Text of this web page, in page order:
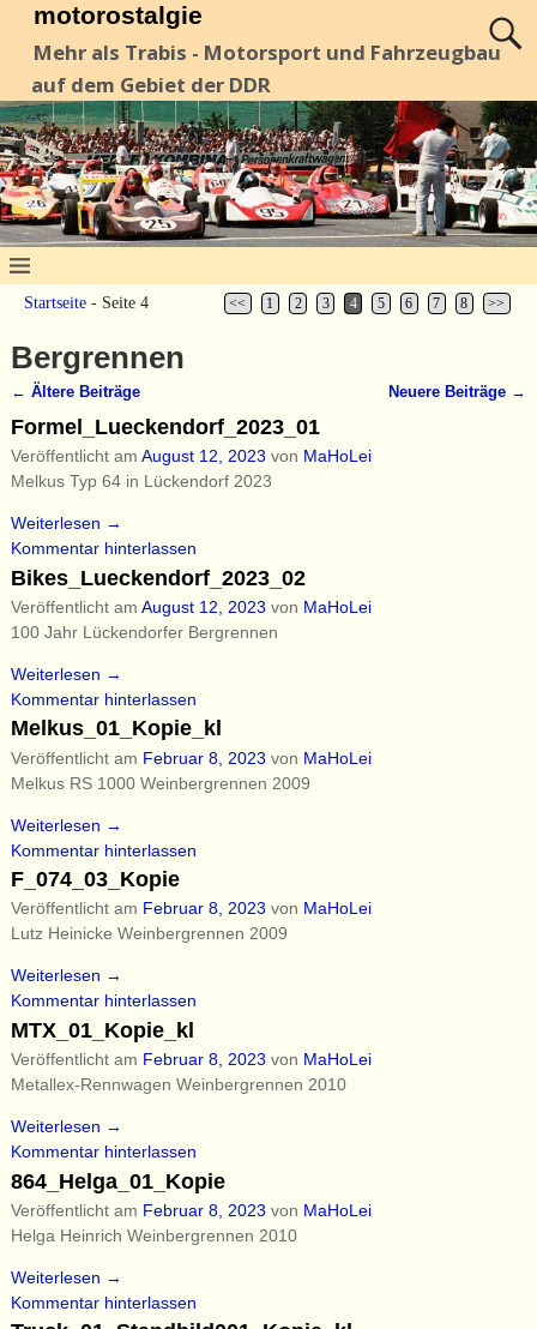
motorostalgie
Mehr als Trabis - Motorsport und Fahrzeugbau
auf dem Gebiet der DDR
Startseite - Seite 4 << 1 2 3 4 5 6 7 8 >>
Bergrennen
Artikelnavigation
← Ältere Beiträge Neuere Beiträge →
Formel_Lueckendorf_2023_01
Veröffentlicht am August 12, 2023 von MaHoLei
Melkus Typ 64 in Lückendorf 2023
Weiterlesen →
Kommentar hinterlassen
Bikes_Lueckendorf_2023_02
Veröffentlicht am August 12, 2023 von MaHoLei
100 Jahr Lückendorfer Bergrennen
Weiterlesen →
Kommentar hinterlassen
Melkus_01_Kopie_kl
Veröffentlicht am Februar 8, 2023 von MaHoLei
Melkus RS 1000 Weinbergrennen 2009
Weiterlesen →
Kommentar hinterlassen
F_074_03_Kopie
Veröffentlicht am Februar 8, 2023 von MaHoLei
Lutz Heinicke Weinbergrennen 2009
Weiterlesen →
Kommentar hinterlassen
MTX_01_Kopie_kl
Veröffentlicht am Februar 8, 2023 von MaHoLei
Metallex-Rennwagen Weinbergrennen 2010
Weiterlesen →
Kommentar hinterlassen
864_Helga_01_Kopie
Veröffentlicht am Februar 8, 2023 von MaHoLei
Helga Heinrich Weinbergrennen 2010
Weiterlesen →
Kommentar hinterlassen